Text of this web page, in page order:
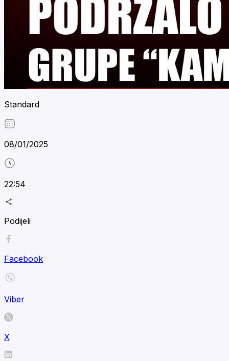
Standard
08/01/2025
22:54
Podijeli
Facebook
Viber
X